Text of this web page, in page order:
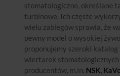
stomatologiczne, określane
turbinowe. Ich częste
wielu zabiegów sprawia, że
pewny model o wysokiej
proponujemy szeroki katalog
wiertarek stomatologicznych
producentów, m.in. NSK,